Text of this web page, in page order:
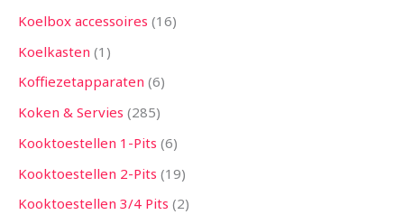
Koelbox accessoires 16
Koelkasten 1
Koffiezetapparaten 6
Koken & Servies 285
Kooktoestellen 1-Pits 6
Kooktoestellen 2-Pits 19
Kooktoestellen 3/4 Pits 2